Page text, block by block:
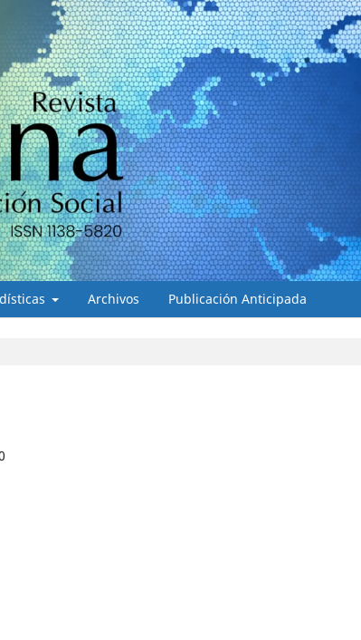
Archivos Publicación Anticipada